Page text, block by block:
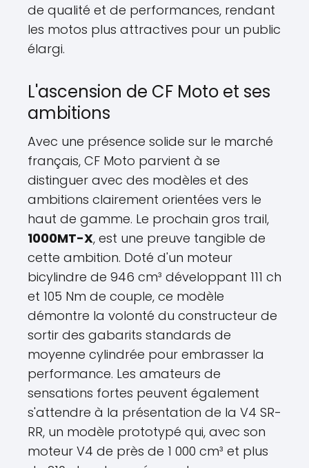
de qualité et de performances, rendant
les motos plus attractives pour un public
élargi.
L'ascension de CF Moto et ses
ambitions
Avec une présence solide sur le marché
français, CF Moto parvient à se
distinguer avec des modèles et des
ambitions clairement orientées vers le
haut de gamme. Le prochain gros trail,
1000MT-X, est une preuve tangible de
cette ambition. Doté d'un moteur
bicylindre de 946 cm³ développant 111 ch
et 105 Nm de couple, ce modèle
démontre la volonté du constructeur de
sortir des gabarits standards de
moyenne cylindrée pour embrasser la
performance. Les amateurs de
sensations fortes peuvent également
s'attendre à la présentation de la V4 SR-
RR, un modèle prototypé qui, avec son
moteur V4 de près de 1 000 cm³ et plus